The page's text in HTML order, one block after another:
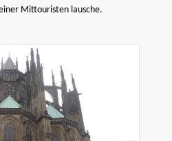
Mittouristen lausche.